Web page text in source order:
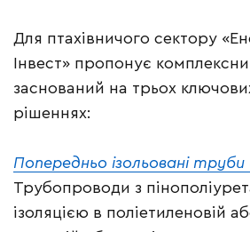
Для птахівничого сектору
Інвест» пропонує
заснований на трьох
рішеннях:
Попередньо ізольовані
Трубопроводи з
ізоляцією в поліетиленовій